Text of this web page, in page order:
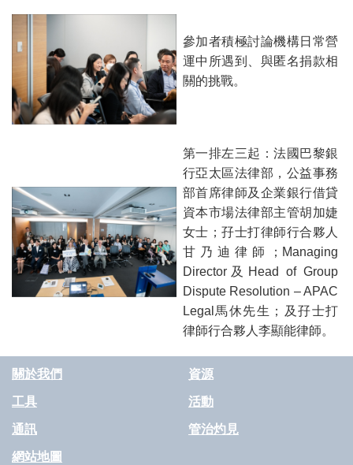
參加者積極討論機構日常營
運中所遇到、與匿名捐款相
關的挑戰。
第一排左三起：法國巴黎銀
行亞太區法律部，公益事務
部首席律師及企業銀行借貸
資本市場法律部主管胡加婕
女士；孖士打律師行合夥人
甘乃迪律師；Managing
Director及Head of Group
Dispute Resolution – APAC
Legal馬休先生；及孖士打
律師行合夥人李顯能律師。
關於我們 資源
工具 活動
通訊 管治灼見
網站地圖